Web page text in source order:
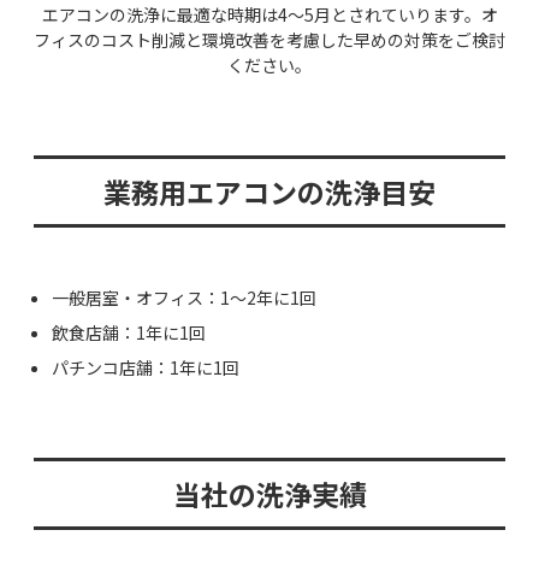
エアコンの洗浄に最適な時期は4〜5月とされていります。オ
フィスのコスト削減と環境改善を考慮した早めの対策をご検討
ください。
業務用エアコンの洗浄目安
一般居室・オフィス：1〜2年に1回
飲食店舗：1年に1回
パチンコ店舗：1年に1回
当社の洗浄実績